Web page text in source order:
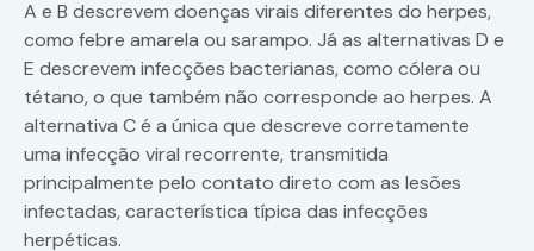
A e B descrevem doenças virais diferentes do herpes,
como febre amarela ou sarampo. Já as alternativas D e
E descrevem infecções bacterianas, como cólera ou
tétano, o que também não corresponde ao herpes. A
alternativa C é a única que descreve corretamente
uma infecção viral recorrente, transmitida
principalmente pelo contato direto com as lesões
infectadas, característica típica das infecções
herpéticas.